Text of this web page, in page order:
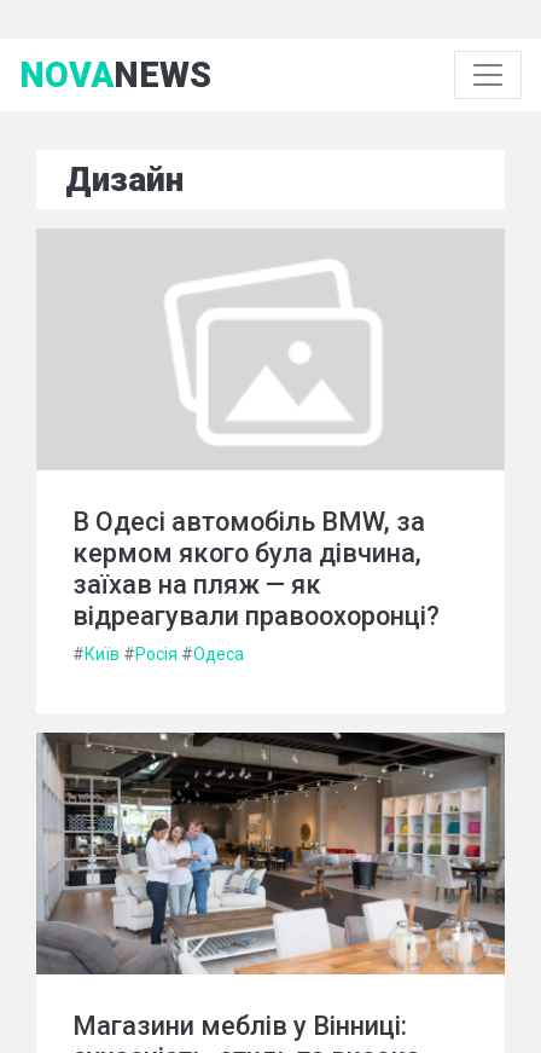
NOVANEWS
Дизайн
В Одесі автомобіль BMW, за
кермом якого була дівчина,
заїхав на пляж — як
відреагували правоохоронці?
#Київ #Росія #Одеса
Магазини меблів у Вінниці: